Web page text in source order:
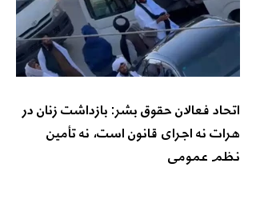
اتحاد فعالان حقوق بشر: بازداشت زنان در
هرات نه اجرای قانون است، نه تأمین
نظم عمومی